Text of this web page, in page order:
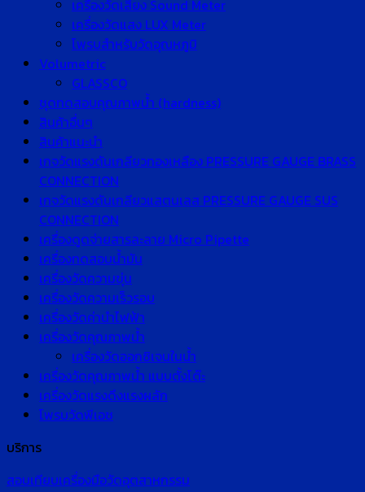
เครื่องวัดเสียง Sound Meter
เครื่องวัดแสง LUX Meter
โพรบสำหรับวัดอุณหภูมิ
Volumetric
GLASSCO
ชุดทดสอบคุณภาพน้ำ (hardness)
สินค้าอื่นๆ
สินค้าแนะนำ
เกจวัดแรงดันเกลียวทองเหลือง PRESSURE GAUGE BRASS
CONNECTION
เกจวัดแรงดันเกลียวแสตนเลส PRESSURE GAUGE SUS
CONNECTION
เครื่องดูดจ่ายสารละลาย Micro Pipette
เครื่องทดสอบน้ำมัน
เครื่องวัดความขุ่น
เครื่องวัดความเร็วรอบ
เครื่องวัดค่านำไฟฟ้า
เครื่องวัดคุณภาพน้ำ
เครื่องวัดออกซิเจนในน้ำ
เครื่องวัดคุณภาพน้ำ แบบตั้งโต๊ะ
เครื่องวัดแรงดึงแรงผลัก
โพรบวัดพีเอช
บริการ
สอบเทียบเครื่องมือวัดอุตสาหกรรม